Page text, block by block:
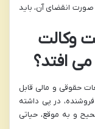
انقضای آن، باید
وکالت
افتد؟
حقوقی و مالی قابل
در پی داشته
و به موقع، حیاتی